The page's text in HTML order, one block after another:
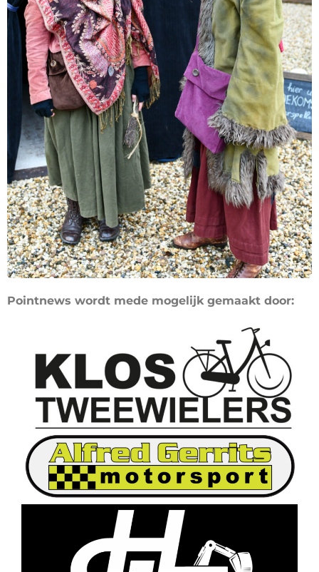
Pointnews wordt mede mogelijk gemaakt door: